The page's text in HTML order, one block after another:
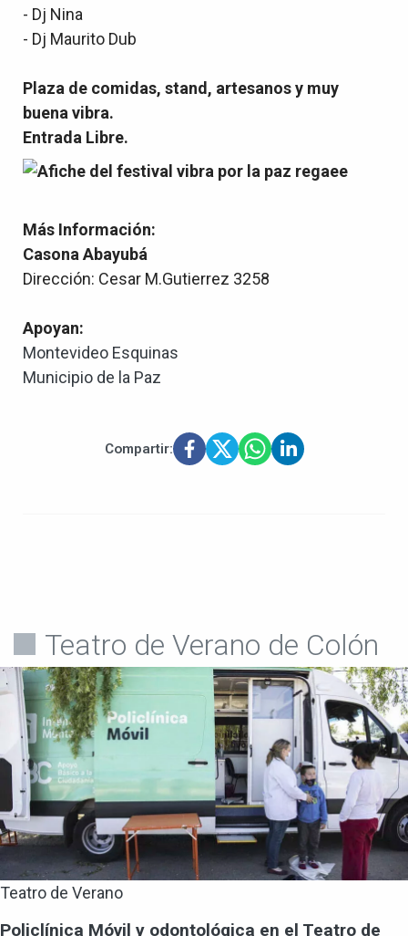
- Dj Nina
- Dj Maurito Dub
Plaza de comidas, stand, artesanos y muy
buena vibra.
Entrada Libre.
Más Información:
Casona Abayubá
Dirección: Cesar M.Gutierrez 3258
Apoyan:
Montevideo Esquinas
Municipio de la Paz
Compartir:
Teatro de Verano de Colón
Teatro de Verano
Policlínica Móvil y odontológica en el Teatro de